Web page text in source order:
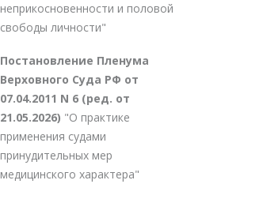
неприкосновенности и половой
свободы личности"
Постановление Пленума
Верховного Суда РФ от
07.04.2011 N 6 (ред. от
21.05.2026) "О практике
применения судами
принудительных мер
медицинского характера"